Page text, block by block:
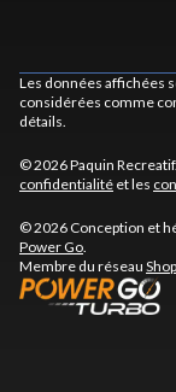
Les données affichées
considérées comme
détails.
© 2026 Paquin
confidentialité et les
© 2026 Conception et
Power Go
Membre du réseau